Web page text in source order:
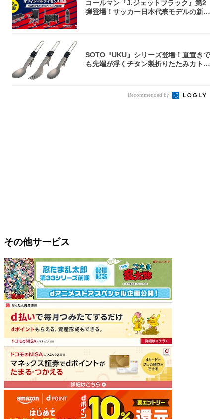
コールマン『J.ジェットブラック』第2
弾登場！サッカー日本代表モデルの新作
SOTO『UKU』シリーズ登場！直置きで
も先端が浮くチタン製折りたたみカトラ
Recommended by
その他サービス